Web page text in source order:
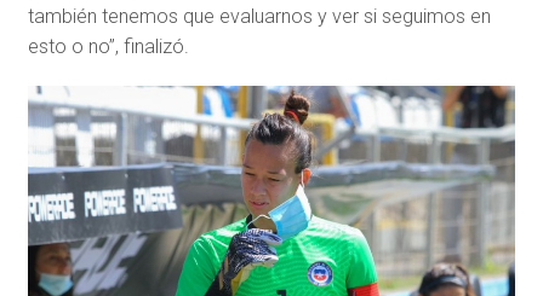
también tenemos que evaluarnos y ver si seguimos en
esto o no”, finalizó.